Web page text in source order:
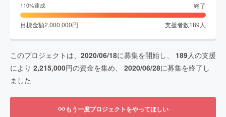
110%達成 終了
目標金額2,000,000円 支援者数189 人
このプロジェクトは、 2020/06/18に募集を開始し、 189人の支援
により 2,215,000円の資金を集め、 2020/06/28に募集を終了し
ました
もう一度プロジェクトをやってほしい